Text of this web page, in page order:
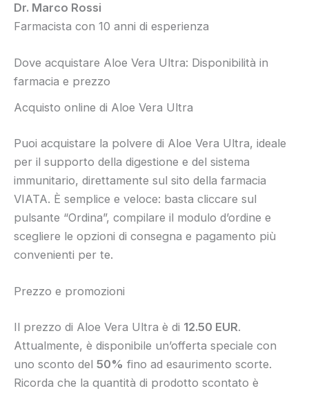
Dr. Marco Rossi
Farmacista con 10 anni di esperienza
Dove acquistare Aloe Vera Ultra: Disponibilità in
farmacia e prezzo
Acquisto online di Aloe Vera Ultra
Puoi acquistare la polvere di Aloe Vera Ultra, ideale
per il supporto della digestione e del sistema
immunitario, direttamente sul sito della farmacia
VIATA. È semplice e veloce: basta cliccare sul
pulsante “Ordina”, compilare il modulo d’ordine e
scegliere le opzioni di consegna e pagamento più
convenienti per te.
Prezzo e promozioni
Il prezzo di Aloe Vera Ultra è di 12.50 EUR.
Attualmente, è disponibile un’offerta speciale con
uno sconto del 50% fino ad esaurimento scorte.
Ricorda che la quantità di prodotto scontato è